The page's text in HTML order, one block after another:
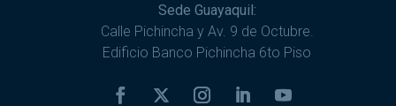
Sede Guayaquil:
Calle Pichincha y Av. 9 de Octubre.
Edificio Banco Pichincha 6to Piso